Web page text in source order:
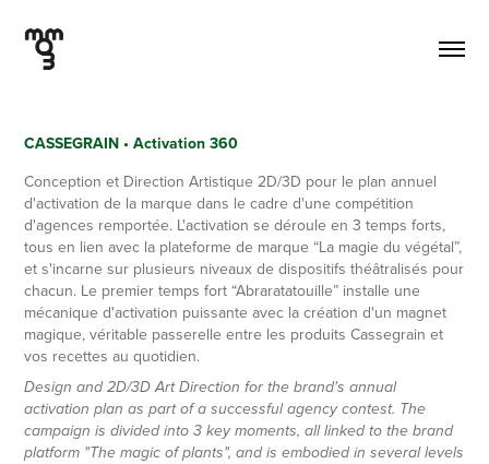
CASSEGRAIN • Activation 360
Conception et Direction Artistique 2D/3D pour le plan annuel
d'activation de la marque dans le cadre d'une compétition
d'agences remportée. L'activation se déroule en 3 temps forts,
tous en lien avec la plateforme de marque “La magie du végétal”,
et s'incarne sur plusieurs niveaux de dispositifs théâtralisés pour
chacun. Le premier temps fort “Abraratatouille” installe une
mécanique d'activation puissante avec la création d'un magnet
magique, véritable passerelle entre les produits Cassegrain et
Design and 2D/3D Art Direction for the brand's annual
activation plan as part of a successful agency contest. The
campaign is divided into 3 key moments, all linked to the brand
platform "The magic of plants", and is embodied in several levels